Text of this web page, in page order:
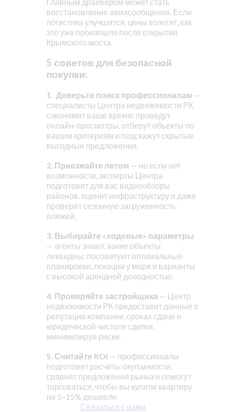
восстановление авиасообщения. Если
логистика улучшится, цены взлетят, как
это уже произошло после открытия
Крымского моста.
5 советов для безопасной
покупки:
1. Доверьте поиск профессионалам —
специалисты Центра недвижимости РК
сэкономят ваше время: проведут
онлайн-просмотры, отберут объекты по
вашим критериям и подскажут скрытые
выгодные предложения.
2. Приезжайте летом — но если нет
возможности, эксперты Центра
подготовят для вас видеообзоры
районов, оценят инфраструктуру и даже
проверят сезонную загруженность
пляжей.
3. Выбирайте «ходовые» параметры
— агенты знают, какие объекты
ликвидны: посоветуют оптимальные
планировки, локации у моря и варианты
с высокой арендной доходностью.
4. Проверяйте застройщика— Центр
недвижимости РК предоставит данные о
репутации компании, сроках сдачи и
юридической чистоте сделки,
минимизируя риски.
5. Считайте ROI — профессионалы
подготовят расчёты окупаемости,
сравнят предложения рынка и помогут
торговаться, чтобы вы купили квартиру
на 5–15% дешевле.
Связаться с нами